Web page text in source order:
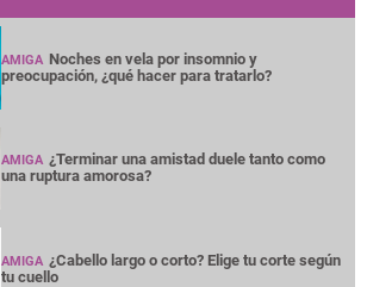
AMIGA Noches en vela por insomnio y
preocupación, ¿qué hacer para tratarlo?
AMIGA ¿Terminar una amistad duele tanto como
una ruptura amorosa?
AMIGA ¿Cabello largo o corto? Elige tu corte según
tu cuello